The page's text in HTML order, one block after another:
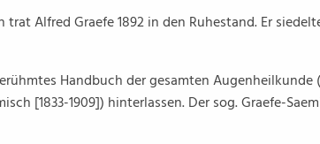
Alfred Graefe 1892 in den Ruhestand. Er
Handbuch der gesamten Augenheilkunde
[1833-1909]) hinterlassen. Der sog. Graefe-